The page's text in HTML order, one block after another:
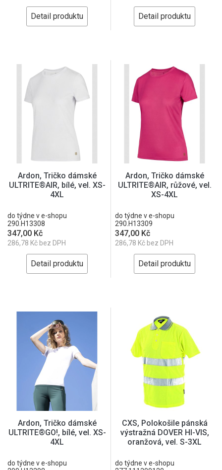
Detail produktu Detail produktu
Ardon, Tričko dámské
ULTRITE®AIR, bílé, vel. XS-
4XL
do týdne v e-shopu
290.H13308
347,00 Kč
286,78 Kč bez DPH
Detail produktu
Ardon, Tričko dámské
ULTRITE®AIR, růžové, vel.
XS-4XL
do týdne v e-shopu
290.H13309
347,00 Kč
286,78 Kč bez DPH
Detail produktu
Ardon, Tričko dámské
ULTRITE®GO!, bílé, vel. XS-
4XL
do týdne v e-shopu
CXS, Polokošile pánská
výstražná DOVER HI-VIS,
oranžová, vel. S-3XL
do týdne v e-shopu